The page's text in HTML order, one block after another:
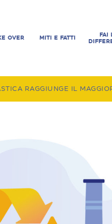
OVER MITI E FATTI
FAI
RAGGIUNGE IL